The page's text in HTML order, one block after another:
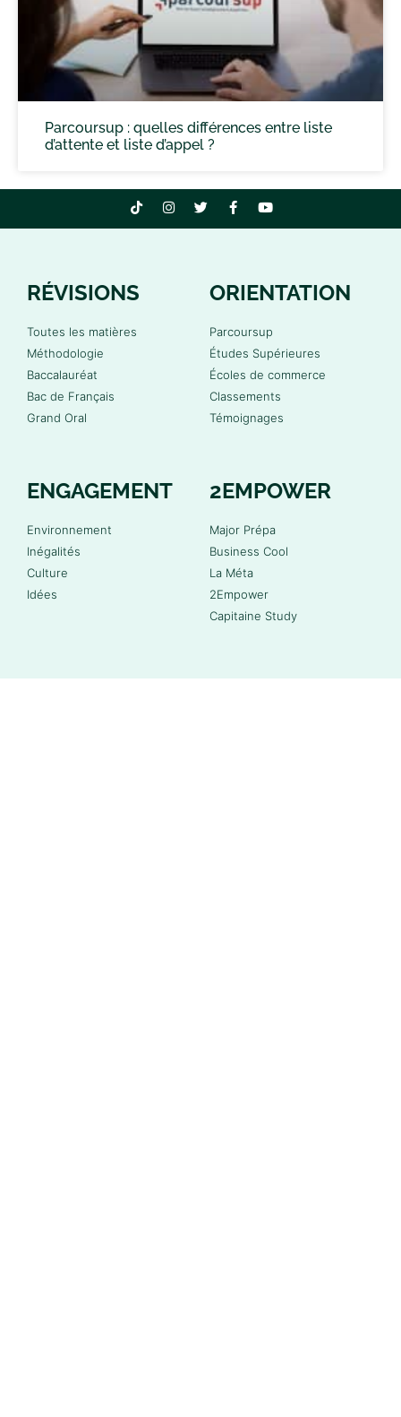
Parcoursup : quelles différences entre liste
d’attente et liste d’appel ?
RÉVISIONS
Toutes les matières
Méthodologie
Baccalauréat
Bac de Français
Grand Oral
ORIENTATION
Parcoursup
Études Supérieures
Écoles de commerce
Classements
Témoignages
ENGAGEMENT
Environnement
Inégalités
Culture
Idées
2EMPOWER
Major Prépa
Business Cool
La Méta
2Empower
Capitaine Study